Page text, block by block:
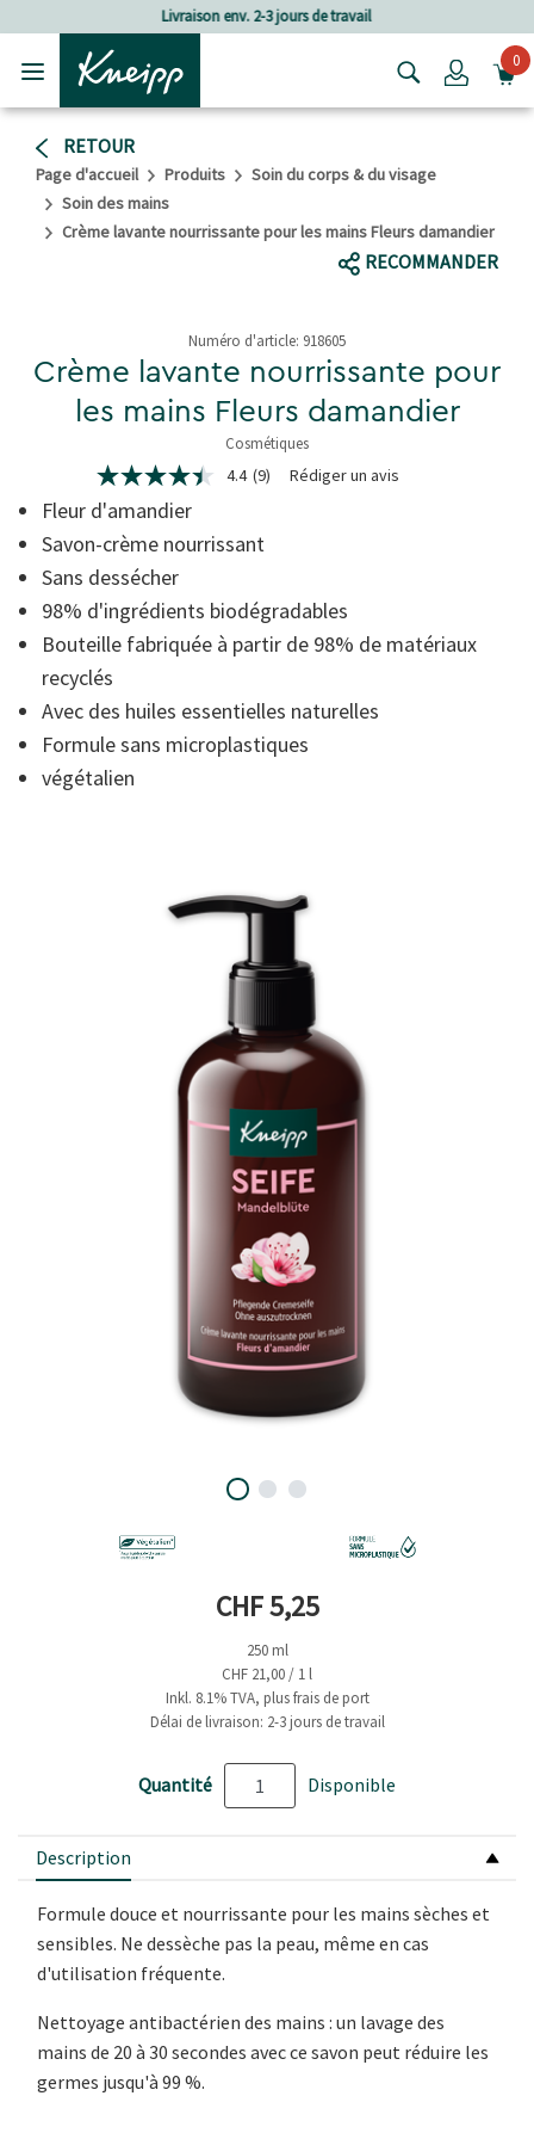
Passer au contenu principal
Passer au contenu du pied de page Frais de port à partir de CHF
Login0
RETOUR
Page d'accueil Produits
Soin du corps & du visage
Soin des mains
Crème lavante nourrissante pour les mains Fleurs damandier
RECOMMANDER
Numéro d'article: 918605
Crème lavante nourrissante pour
les mains Fleurs damandier
Cosmétiques
5 de 5 étoiles
4.4
étoiles
sur
5,
de
la
note
moyenne.
Read
9
Lien
sur
la
même
page.
4.4 (9) Rédiger un avis
Fleur d'amandier
Savon-crème nourrissant
Sans dessécher
98% d'ingrédients biodégradables
Bouteille fabriquée à partir de 98% de matériaux
recyclés
Avec des huiles essentielles naturelles
Formule sans microplastiques
végétalien
Prix actuel
CHF 5,25
250 ml
CHF 21,00 / 1 l
Inkl. 8.1% TVA, plus frais de port
Délai de livraison: 2-3 jours de travail
Quantité Disponible
Description
Formule douce et nourrissante pour les mains sèches et
sensibles. Ne dessèche pas la peau, même en cas
d'utilisation fréquente.
Nettoyage antibactérien des mains : un lavage des
mains de 20 à 30 secondes avec ce savon peut réduire les
germes jusqu'à 99 %.